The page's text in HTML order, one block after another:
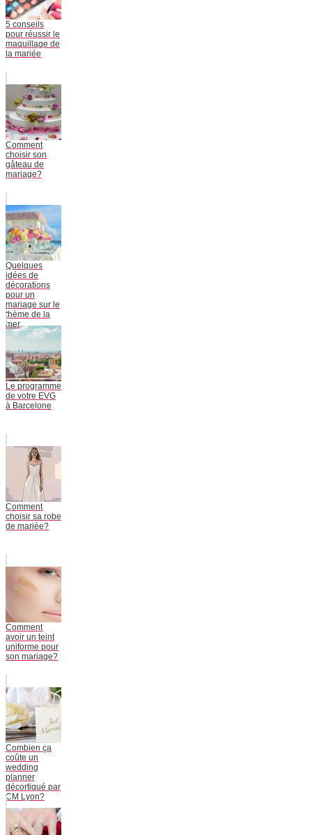
5 conseils
pour réussir le
maquillage de
la mariée
Comment
choisir son
gâteau de
mariage?
Quelques
idées de
décorations
pour un
mariage sur le
thème de la
mer
Le programme
de votre EVG
à Barcelone
Comment
choisir sa robe
de mariée?
Comment
avoir un teint
uniforme pour
son mariage?
Combien ça
coûte un
wedding
planner
décortiqué par
CM Lyon?